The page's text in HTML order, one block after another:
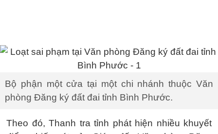
Bộ phận một cửa tại một chi nhánh thuộc Văn
phòng Đăng ký đất đai tỉnh Bình Phước.
Theo đó, Thanh tra tỉnh phát hiện nhiều khuyết